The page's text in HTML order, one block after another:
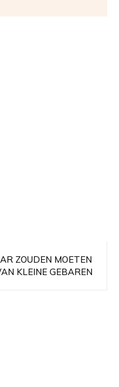
ZOUDEN MOETEN
KLEINE GEBAREN